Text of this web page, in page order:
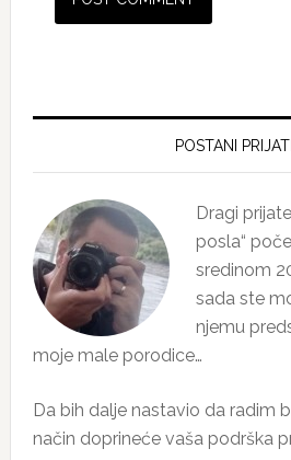
Primary
POSTANI
Dragi
posla“
sredinom
sada ste
njemu
moje male porodice…
Da bih dalje nastavio da radim
način doprineće vaša podrška